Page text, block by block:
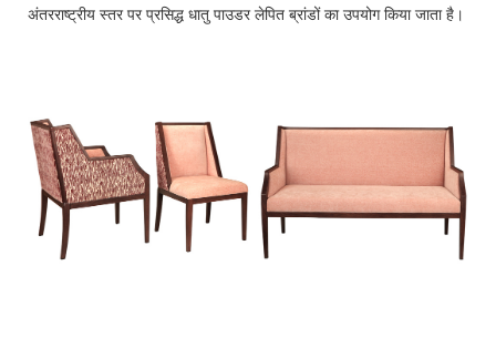
अंतरराष्ट्रीय स्तर पर प्रसिद्ध धातु पाउडर लेपित ब्रांडों का उपयोग किया जाता है।